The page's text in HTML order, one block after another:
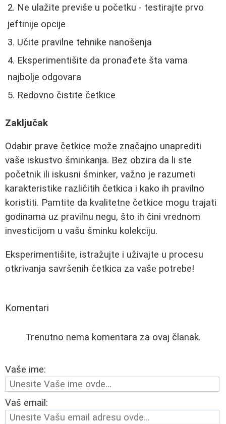
Ne ulažite previše u početku - testirajte prvo
jeftinije opcije
Učite pravilne tehnike nanošenja
Eksperimentišite da pronađete šta vama
najbolje odgovara
Redovno čistite četkice
Zaključak
Odabir prave četkice može značajno unaprediti
vaše iskustvo šminkanja. Bez obzira da li ste
početnik ili iskusni šminker, važno je razumeti
karakteristike različitih četkica i kako ih pravilno
koristiti. Pamtite da kvalitetne četkice mogu trajati
godinama uz pravilnu negu, što ih čini vrednom
investicijom u vašu šminku kolekciju.
Eksperimentišite, istražujte i uživajte u procesu
otkrivanja savršenih četkica za vaše potrebe!
Komentari
Trenutno nema komentara za ovaj članak.
Vaše ime:
Vaš email: